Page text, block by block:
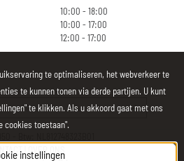
10:00 - 18:00
10:00 - 17:00
12:00 - 17:00
OVER ONS
te optimaliseren, het webverkeer te
te kunnen tonen via derde partijen. U kunt
te klikken. Als u akkoord gaat met ons
cookies toestaan".
instellingen